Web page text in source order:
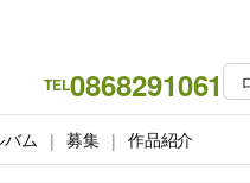
TEL0868291061
ム 募集 作品紹介